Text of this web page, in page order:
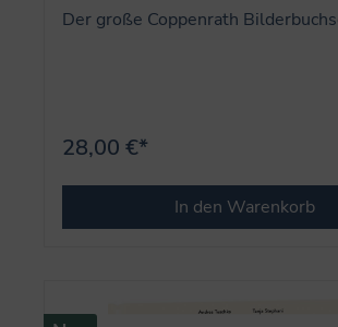
Der große Coppenrath
28,00 €*
In den Warenkorb